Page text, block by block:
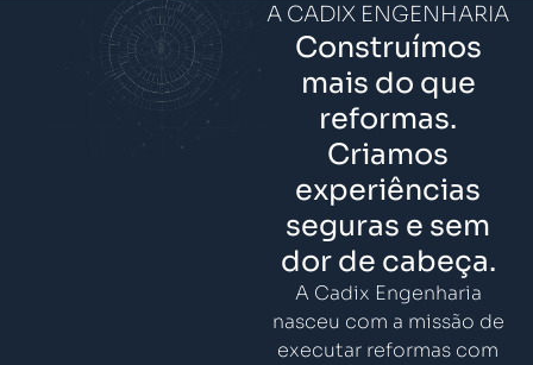
A CADIX ENGENHARIA
Construímos
mais do que
reformas.
Criamos
experiências
seguras e sem
dor de cabeça.
A Cadix Engenharia
nasceu com a missão de
executar reformas com